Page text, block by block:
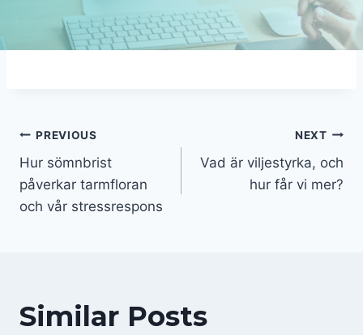
Inläggsnavigering
PREVIOUS
Hur sömnbrist
påverkar tarmfloran
och vår stressrespons
NEXT
Vad är viljestyrka, och
hur får vi mer?
Similar Posts